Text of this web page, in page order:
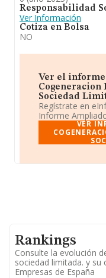
producir y
energético
decrecido de forma
el ranking de su
técnico), la
empresa ha perdido
Responsabilidad
Ver Información
Cotiza en Bolsa
NO
Ver el
Cogeneracion
Sociedad
Regístrate en
Informe
VER
Rankings
Consulte la evolución
sociedad limitada. y su
Empresas de España